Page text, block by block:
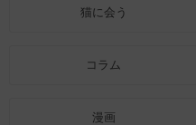
猫に会う
コラム
漫画